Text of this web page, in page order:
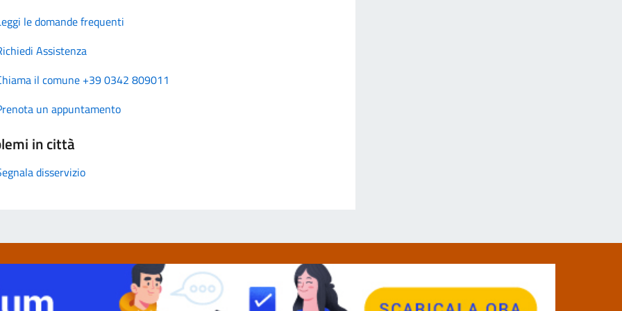
le domande frequenti
Assistenza
il comune +39 0342 809011
un appuntamento
in città
disservizio